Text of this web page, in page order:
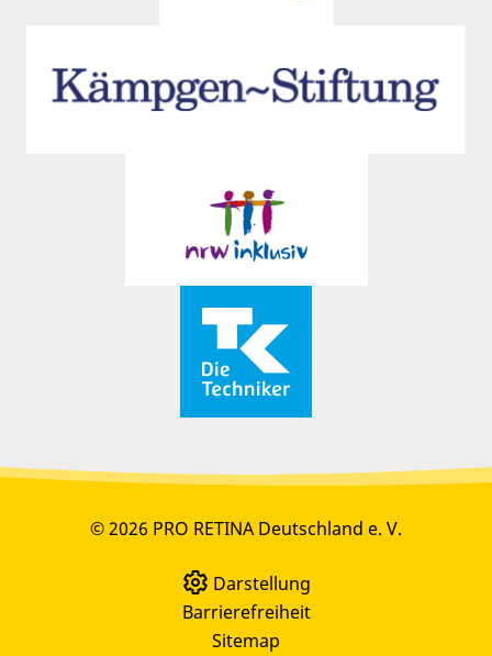
© 2026 PRO RETINA Deutschland e. V.
Darstellung
Barrierefreiheit
Sitemap